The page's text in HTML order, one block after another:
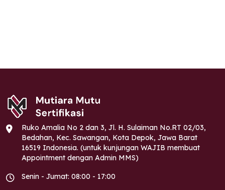
Ruko Amalia No 2 dan 3, Jl. H. Sulaiman No.RT 02/03,
Bedahan, Kec. Sawangan, Kota Depok, Jawa Barat
16519 Indonesia. (untuk kunjungan WAJIB membuat
Appointment dengan Admin MMS)
Senin - Jumat: 08:00 - 17:00